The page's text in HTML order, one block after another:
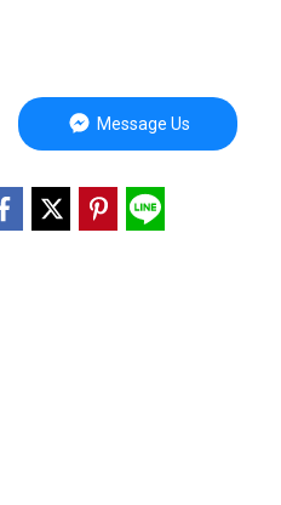
Message Us